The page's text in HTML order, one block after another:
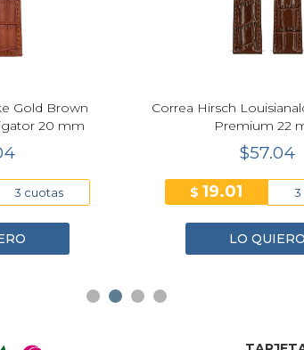
Gold Brown
20 mm
3 cuotas
Correa Hirsch
Premium 22
$57.04
$ 19.01 3
LO QUIERO
Next